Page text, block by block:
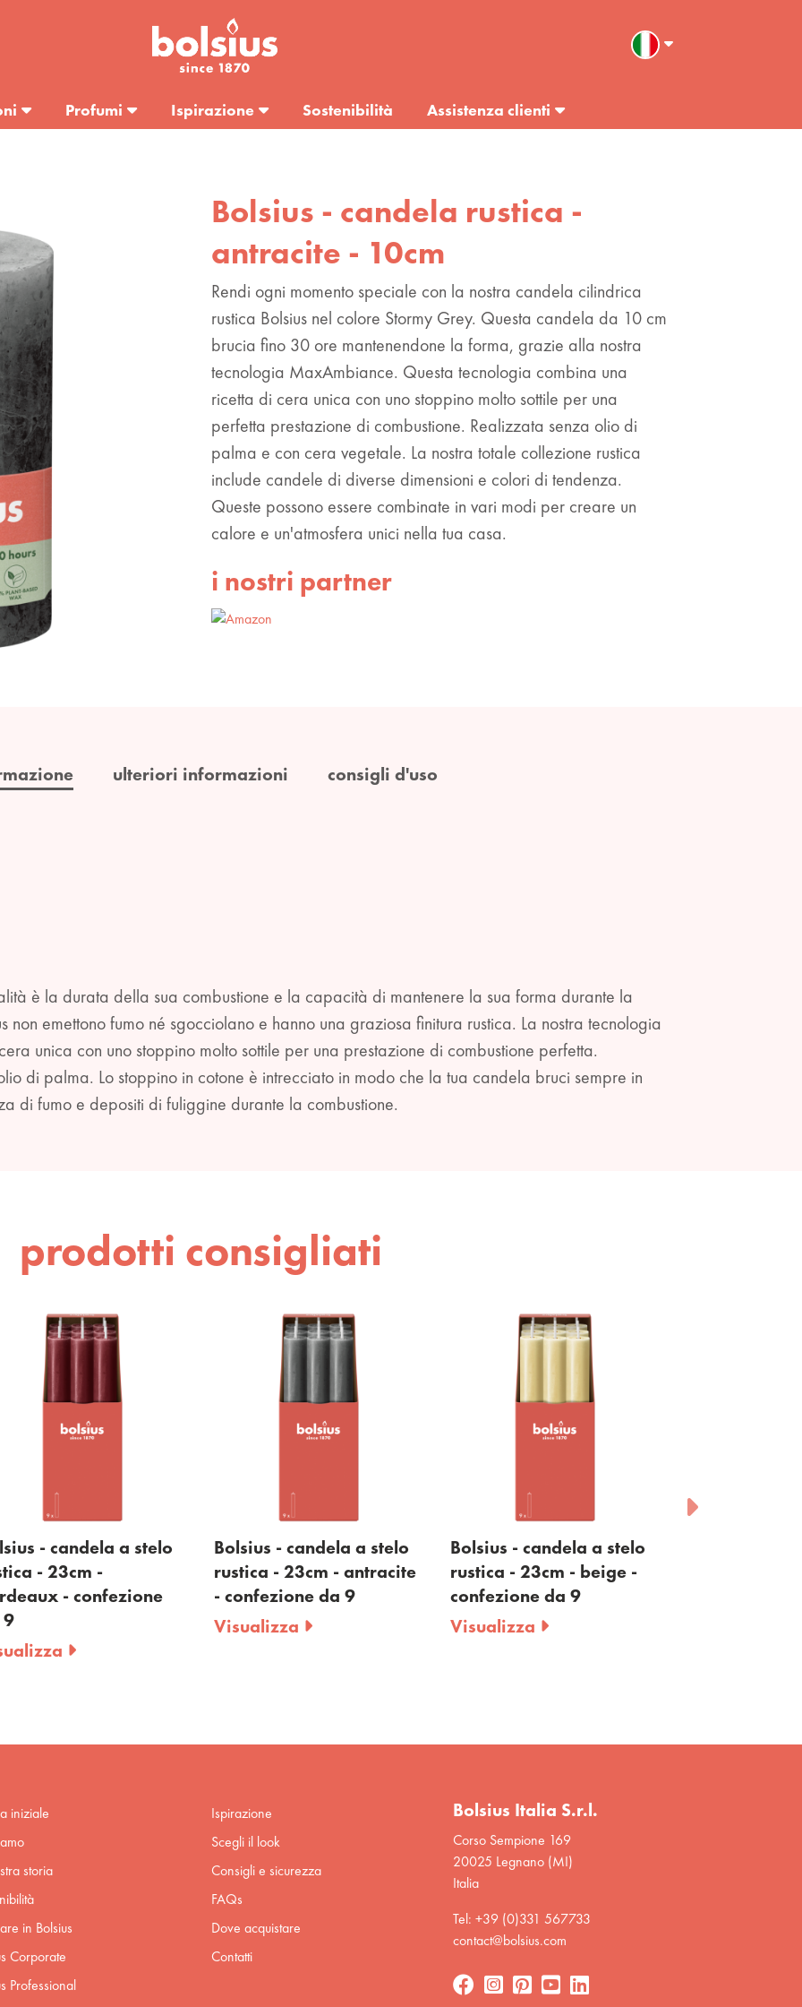
Profumi Ispirazione Sostenibilità Assistenza clienti
Bolsius - candela rustica -
antracite - 10cm
Rendi ogni momento speciale con la nostra candela cilindrica
rustica Bolsius nel colore Stormy Grey. Questa candela da 10 cm
brucia fino 30 ore mantenendone la forma, grazie alla nostra
tecnologia MaxAmbiance. Questa tecnologia combina una
ricetta di cera unica con uno stoppino molto sottile per una
perfetta prestazione di combustione. Realizzata senza olio di
palma e con cera vegetale. La nostra totale collezione rustica
include candele di diverse dimensioni e colori di tendenza.
Queste possono essere combinate in vari modi per creare un
calore e un'atmosfera unici nella tua casa.
i nostri partner
ulteriori informazioni consigli d'uso
è la durata della sua combustione e la capacità di mantenere la sua forma durante la
non emettono fumo né sgocciolano e hanno una graziosa finitura rustica. La nostra tecnologia
unica con uno stoppino molto sottile per una prestazione di combustione perfetta.
di palma. Lo stoppino in cotone è intrecciato in modo che la tua candela bruci sempre in
di fumo e depositi di fuliggine durante la combustione.
prodotti consigliati
- candela a stelo
- 23cm -
- confezione
Bolsius - candela a stelo
rustica - 23cm - antracite
- confezione da 9
Visualizza
Bolsius - candela a stelo
rustica - 23cm - beige -
confezione da 9
Visualizza
iniziale
storia
in Bolsius
Corporate
Professional
Ispirazione
Scegli il look
Consigli e sicurezza
FAQs
Dove acquistare
Contatti
Bolsius Italia S.r.l.
Corso Sempione 169
20025 Legnano (MI)
Italia
Tel: +39 (0)331 567733
contact@bolsius.com